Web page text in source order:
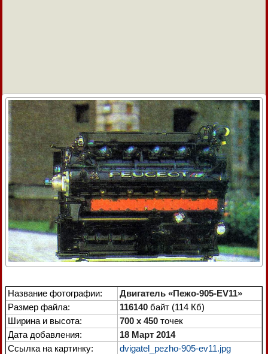
Название фотографии:
Двигатель «Пежо-905-EV11»
Размер файла:
116140 байт (114 Кб)
Ширина и высота:
700 x 450 точек
Дата добавления:
18 Март 2014
Ссылка на картинку:
dvigatel_pezho-905-ev11.jpg